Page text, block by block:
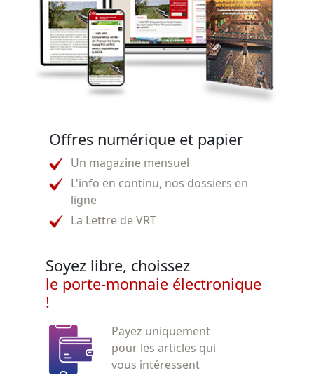
Offres numérique et papier
Un magazine mensuel
L'info en continu, nos dossiers en
ligne
La Lettre de VRT
Soyez libre, choissez
le porte-monnaie électronique
!
Payez uniquement
pour les articles qui
vous intéressent